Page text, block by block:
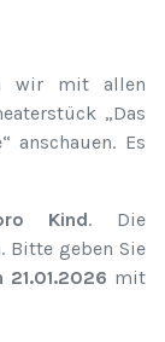
wir mit allen
„Das
anschauen. Es
Kind. Die
Bitte geben Sie
mit